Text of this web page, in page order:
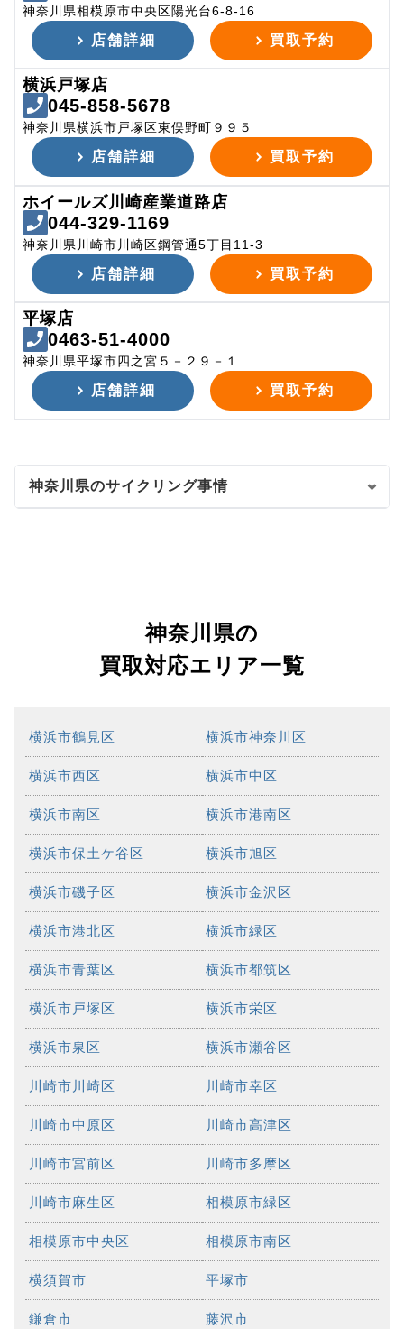
神奈川県相模原市中央区陽光台6-8-16
店舗詳細 買取予約
横浜戸塚店
045-858-5678
神奈川県横浜市戸塚区東俣野町９９５
店舗詳細 買取予約
ホイールズ川崎産業道路店
044-329-1169
神奈川県川崎市川崎区鋼管通5丁目11-3
店舗詳細 買取予約
平塚店
0463-51-4000
神奈川県平塚市四之宮５－２９－１
店舗詳細 買取予約
神奈川県のサイクリング事情
神奈川県の
買取対応エリア一覧
横浜市鶴見区 横浜市神奈川区
横浜市西区 横浜市中区
横浜市南区 横浜市港南区
横浜市保土ケ谷区 横浜市旭区
横浜市磯子区 横浜市金沢区
横浜市港北区 横浜市緑区
横浜市青葉区 横浜市都筑区
横浜市戸塚区 横浜市栄区
横浜市泉区 横浜市瀬谷区
川崎市川崎区 川崎市幸区
川崎市中原区 川崎市高津区
川崎市宮前区 川崎市多摩区
川崎市麻生区 相模原市緑区
相模原市中央区 相模原市南区
横須賀市 平塚市
鎌倉市 藤沢市